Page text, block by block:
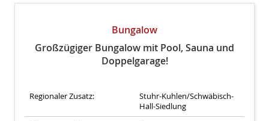
Bungalow
Großzügiger Bungalow mit Pool, Sauna und
Doppelgarage!
Regionaler Zusatz:
Stuhr-Kuhlen/Schwäbisch-
Hall-Siedlung